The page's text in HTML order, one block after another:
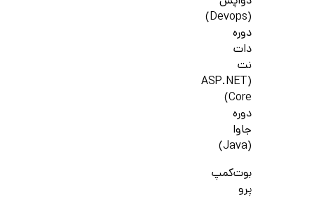
(Devops)
دوره
دات
نت
(ASP.NET
Core)
دوره
جاوا
(Java)
بوت‌کمپ
پرو